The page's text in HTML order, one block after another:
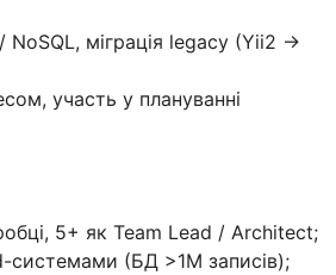
NoSQL, міграція legacy (Yii2 →
участь у плануванні
5+ як Team Lead / Architect;
системами (БД >1M записів);